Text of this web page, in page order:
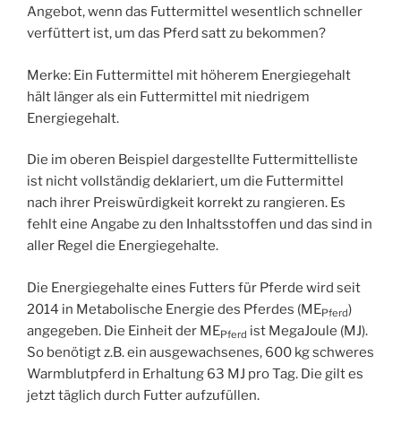
Angebot, wenn das Futtermittel wesentlich schneller
verfüttert ist, um das Pferd satt zu bekommen?
Merke: Ein Futtermittel mit höherem Energiegehalt
hält länger als ein Futtermittel mit niedrigem
Energiegehalt.
Die im oberen Beispiel dargestellte Futtermittelliste
ist nicht vollständig deklariert, um die Futtermittel
nach ihrer Preiswürdigkeit korrekt zu rangieren. Es
fehlt eine Angabe zu den Inhaltsstoffen und das sind in
aller Regel die Energiegehalte.
Die Energiegehalte eines Futters für Pferde wird seit
2014 in Metabolische Energie des Pferdes (MEPferd)
angegeben. Die Einheit der MEPferd ist MegaJoule (MJ).
So benötigt z.B. ein ausgewachsenes, 600 kg schweres
Warmblutpferd in Erhaltung 63 MJ pro Tag. Die gilt es
jetzt täglich durch Futter aufzufüllen.